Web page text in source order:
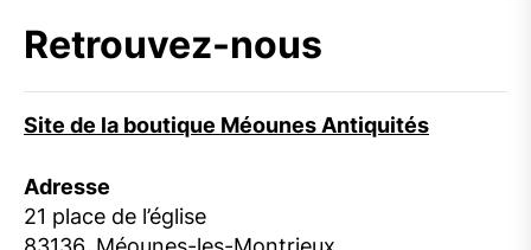
Retrouvez-nous
Site de la boutique Méounes Antiquités
Adresse
21 place de l’église